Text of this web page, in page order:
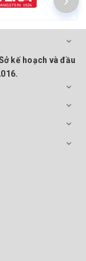
kế hoạch và đầu